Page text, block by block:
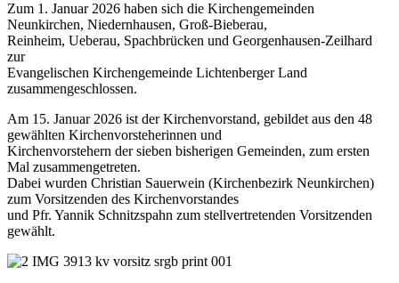
Zum 1. Januar 2026 haben sich die Kirchengemeinden
Neunkirchen, Niedernhausen, Groß-Bieberau,
Reinheim, Ueberau, Spachbrücken und Georgenhausen-Zeilhard
zur
Evangelischen Kirchengemeinde Lichtenberger Land
zusammengeschlossen.
Am 15. Januar 2026 ist der Kirchenvorstand, gebildet aus den 48
gewählten Kirchenvorsteherinnen und
Kirchenvorstehern der sieben bisherigen Gemeinden, zum ersten
Mal zusammengetreten.
Dabei wurden Christian Sauerwein (Kirchenbezirk Neunkirchen)
zum Vorsitzenden des Kirchenvorstandes
und Pfr. Yannik Schnitzspahn zum stellvertretenden Vorsitzenden
gewählt.